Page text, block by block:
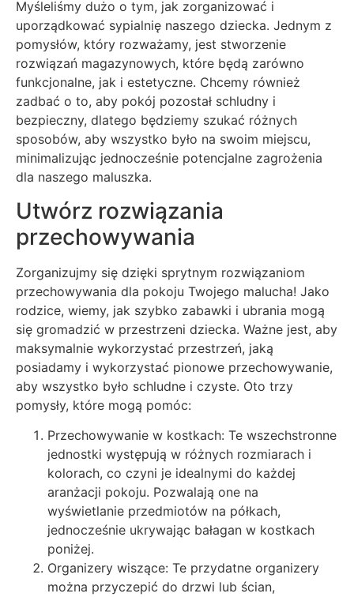
Myśleliśmy dużo o tym, jak zorganizować i
uporządkować sypialnię naszego dziecka. Jednym z
pomysłów, który rozważamy, jest stworzenie
rozwiązań magazynowych, które będą zarówno
funkcjonalne, jak i estetyczne. Chcemy również
zadbać o to, aby pokój pozostał schludny i
bezpieczny, dlatego będziemy szukać różnych
sposobów, aby wszystko było na swoim miejscu,
minimalizując jednocześnie potencjalne zagrożenia
dla naszego maluszka.
Utwórz rozwiązania
przechowywania
Zorganizujmy się dzięki sprytnym rozwiązaniom
przechowywania dla pokoju Twojego malucha! Jako
rodzice, wiemy, jak szybko zabawki i ubrania mogą
się gromadzić w przestrzeni dziecka. Ważne jest, aby
maksymalnie wykorzystać przestrzeń, jaką
posiadamy i wykorzystać pionowe przechowywanie,
aby wszystko było schludne i czyste. Oto trzy
pomysły, które mogą pomóc:
Przechowywanie w kostkach: Te wszechstronne
jednostki występują w różnych rozmiarach i
kolorach, co czyni je idealnymi do każdej
aranżacji pokoju. Pozwalają one na
wyświetlanie przedmiotów na półkach,
jednocześnie ukrywając bałagan w kostkach
poniżej.
Organizery wiszące: Te przydatne organizery
można przyczepić do drzwi lub ścian,